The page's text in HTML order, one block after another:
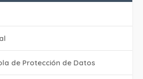
de Protección de Datos